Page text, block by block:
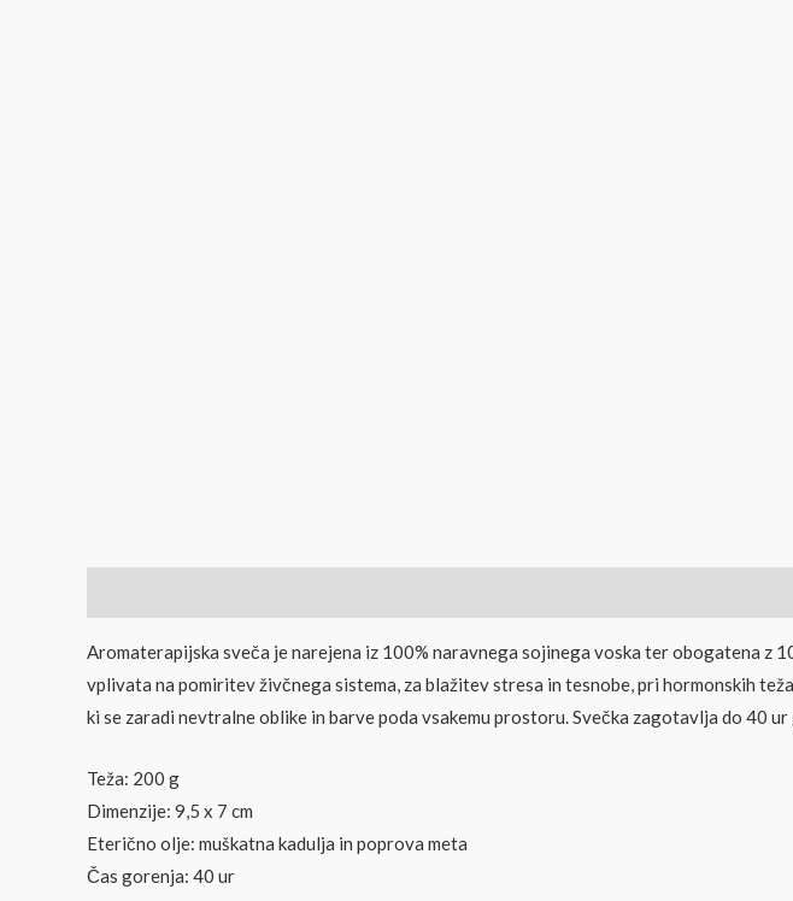
Aromaterapijska sveča je narejena iz 100% naravnega sojinega voska ter obogatena
vplivata na pomiritev živčnega sistema, za blažitev stresa in tesnobe, pri hormonskih
ki se zaradi nevtralne oblike in barve poda vsakemu prostoru. Svečka zagotavlja do 40
Teža: 200 g
Dimenzije: 9,5 x 7 cm
Eterično olje: muškatna kadulja in poprova meta
Čas gorenja: 40 ur